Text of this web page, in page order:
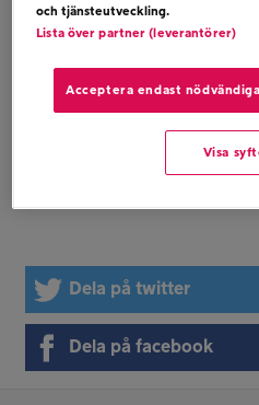
Bubblare
IMAGINE DRAGONS –
CAMILLA CABELLO –
Dela på twitter
Dela på facebook
och tjänsteutveckling.
Lista över partner (leverantörer)
Acceptera endast nödvändiga
Visa